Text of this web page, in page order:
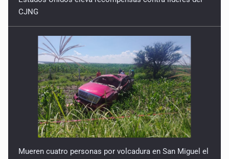
CJNG
Mueren cuatro personas por volcadura en San Miguel el